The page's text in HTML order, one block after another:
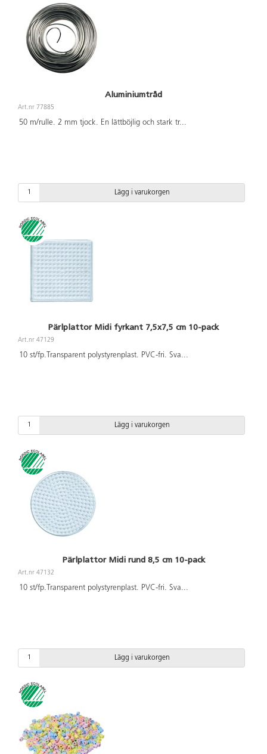
Aluminiumtråd
Art.nr 77885
50 m/rulle. 2 mm tjock. En lättböjlig och stark tr...
Lägg i varukorgen
Pärlplattor Midi fyrkant 7,5x7,5 cm 10-pack
Art.nr 47129
10 st/fp.Transparent polystyrenplast. PVC-fri. Sva...
Lägg i varukorgen
Pärlplattor Midi rund 8,5 cm 10-pack
Art.nr 47132
10 st/fp.Transparent polystyrenplast. PVC-fri. Sva...
Lägg i varukorgen